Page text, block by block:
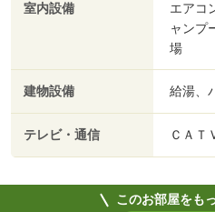
室内設備
エアコ
ャンプ
場
建物設備 給湯、
テレビ・通信 ＣＡＴ
このお部屋をも